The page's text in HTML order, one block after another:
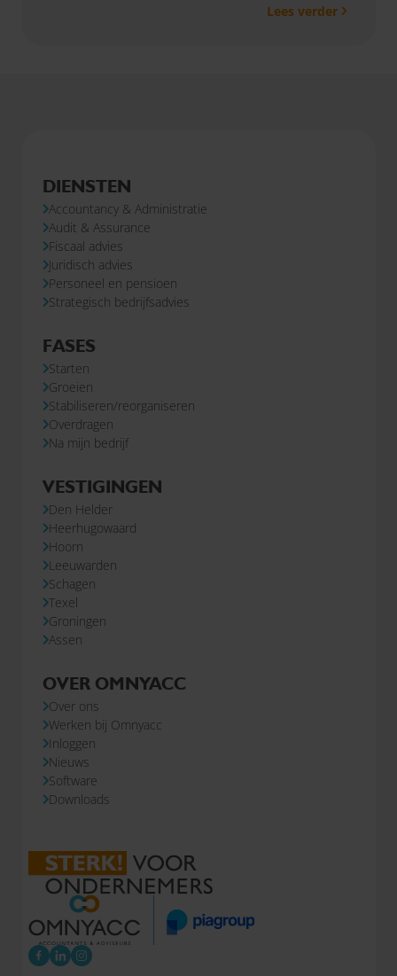
Lees verder
DIENSTEN
Accountancy & Administratie
Audit & Assurance
Fiscaal advies
Juridisch advies
Personeel en pensioen
Strategisch bedrijfsadvies
FASES
Starten
Groeien
Stabiliseren/reorganiseren
Overdragen
Na mijn bedrijf
VESTIGINGEN
Den Helder
Heerhugowaard
Hoorn
Leeuwarden
Schagen
Texel
Groningen
Assen
OVER OMNYACC
Over ons
Werken bij Omnyacc
Inloggen
Nieuws
Software
Downloads